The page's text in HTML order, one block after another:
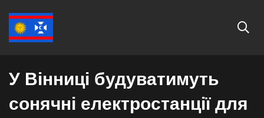
ЕКОНОМІКА
У Вінниці будуватимуть
сонячні електростанції для